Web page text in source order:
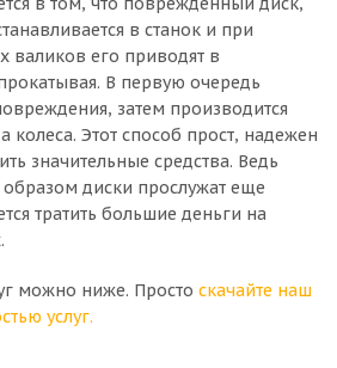
в станок и при
его приводят в
В первую очередь
затем производится
колеса. Этот способ прост, надежен
значительные средства. Ведь
диски прослужат еще
тратить большие деньги на
можно ниже. Просто скачайте наш
услуг.